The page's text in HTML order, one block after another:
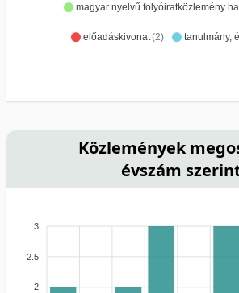
magyar nyelvű folyóiratközlemény
előadáskivonat(2) tanulmány,
Közlemények
évszám
3
2.5
2